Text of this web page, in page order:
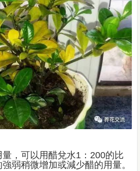
，可以用醋兌水1：200的比
弱稍微增加或減少醋的用量。